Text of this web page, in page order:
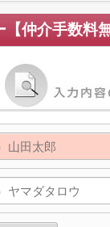
仲介手数料無